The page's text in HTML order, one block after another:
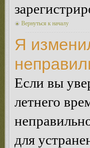
Вернуться к началу
Я
Если вы
летнего
для